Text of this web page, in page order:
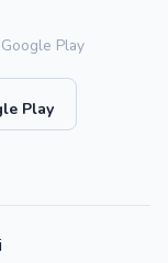
Play
Play